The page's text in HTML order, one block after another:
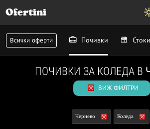
Ofertini
Всички оферти Почивки Стоки
ПОЧИВКИ ЗА КОЛЕДА В
ВИЖ ФИЛТРИ
Чернево Коледа